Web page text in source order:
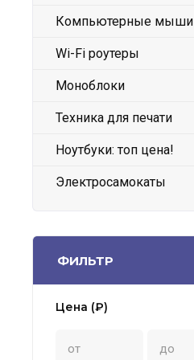
Компьютерные мыши
Wi-Fi роутеры
Моноблоки
Техника для печати
Ноутбуки: топ цена!
Электросамокаты
ФИЛЬТР
Цена (₽)